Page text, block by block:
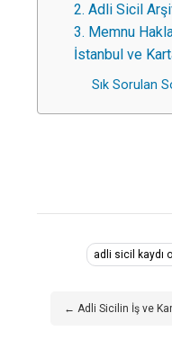
2. Adli Sicil
3. Memnu
İstanbul ve
Sık Sorulan
adli sicil kaydı
← Adli Sicilin İş ve